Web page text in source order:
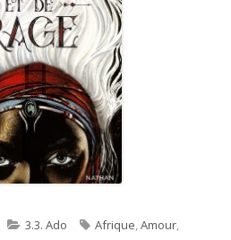
de rage"
Categories
3.3. Ado Tags
Afrique,Amour,